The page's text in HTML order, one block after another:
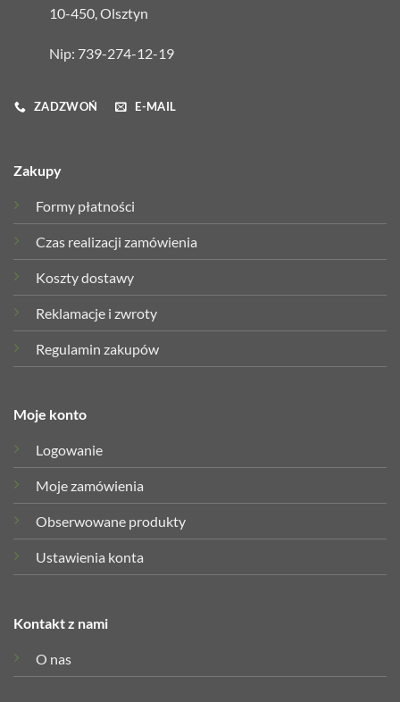
10-450, Olsztyn
Nip: 739-274-12-19
ZADZWOŃ E-MAIL
Zakupy
Formy płatności
Czas realizacji zamówienia
Koszty dostawy
Reklamacje i zwroty
Regulamin zakupów
Moje konto
Logowanie
Moje zamówienia
Obserwowane produkty
Ustawienia konta
Kontakt z nami
O nas